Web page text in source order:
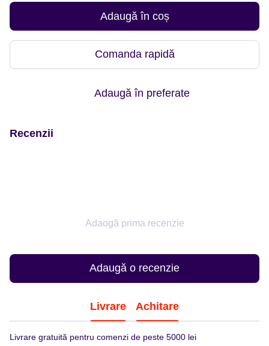
Adaugă în coș
Comanda rapidă
Adaugă în preferate
Recenzii
Adaogă prima recenzie
Adaugă o recenzie
Livrare Achitare
Livrare gratuită pentru comenzi de peste 5000 lei